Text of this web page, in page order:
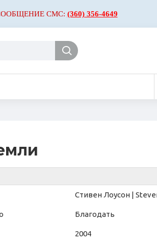
СМС: (360) 356-4649
Стивен Лоусон |
Благодать
2004